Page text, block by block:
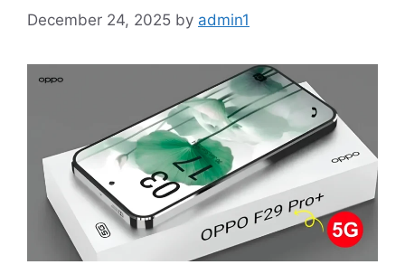
December 24, 2025 by admin1